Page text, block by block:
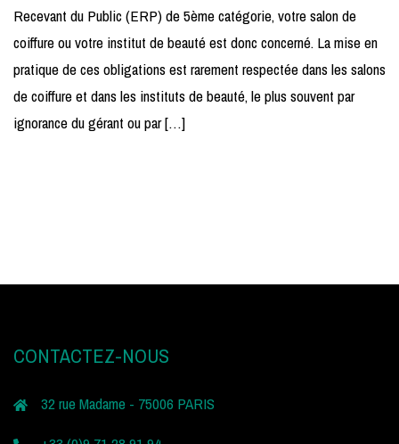
Recevant du Public (ERP) de 5ème catégorie, votre salon de
coiffure ou votre institut de beauté est donc concerné. La mise en
pratique de ces obligations est rarement respectée dans les salons
de coiffure et dans les instituts de beauté, le plus souvent par
ignorance du gérant ou par […]
CONTACTEZ-NOUS
32 rue Madame - 75006 PARIS